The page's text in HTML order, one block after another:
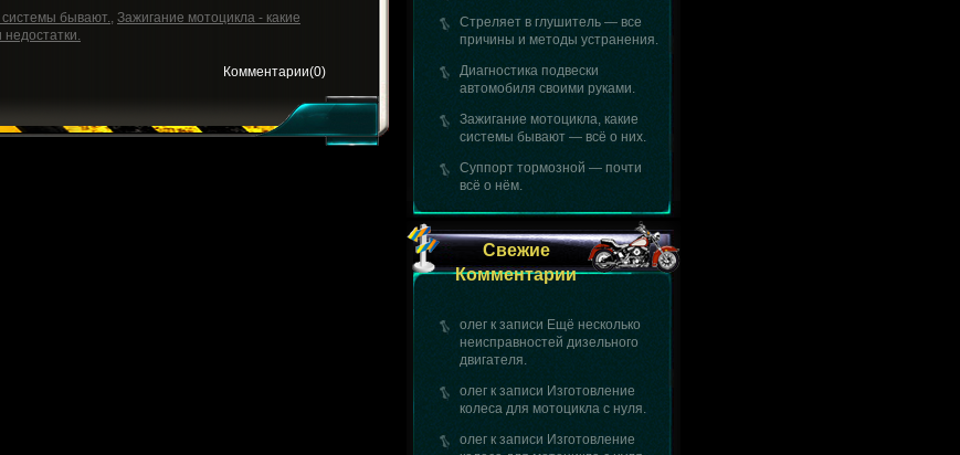
Стреляет в глушитель — все
причины и методы устранения.
Диагностика подвески
автомобиля своими руками.
Зажигание мотоцикла, какие
системы бывают — всё о них.
Суппорт тормозной — почти
всё о нём.
Свежие
Комментарии
олег к записи Ещё несколько
неисправностей дизельного
двигателя.
олег к записи Изготовление
колеса для мотоцикла с нуля.
олег к записи Изготовление
бывают.
Зажигание мотоцикла - какие
Комментарии(0)